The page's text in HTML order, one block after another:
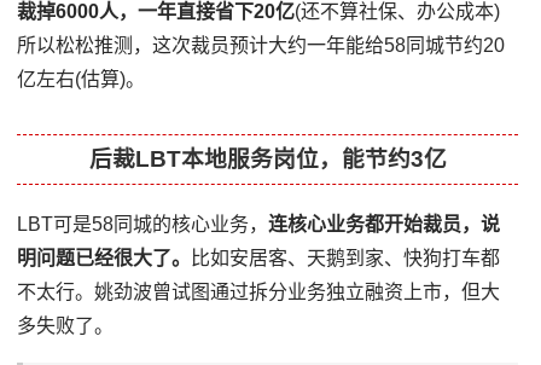
裁掉6000人，一年直接省下20亿(还不算社保、办公成本)
所以松松推测，这次裁员预计大约一年能给58同城节约20
亿左右(估算)。
后裁LBT本地服务岗位，能节约3亿
LBT可是58同城的核心业务，连核心业务都开始裁员，说
明问题已经很大了。
比如安居客、天鹅到家、快狗打车都
不太行。姚劲波曾试图通过拆分业务独立融资上市，但大
多失败了。